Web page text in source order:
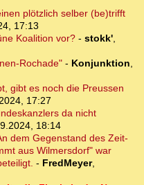
plötzlich selber (be)trifft
17:13
Koalition vor?- stokk',
Rochade"- Konjunktion,
gibt es noch die Preussen
17:27
da nicht
18:14
dem Gegenstand des Zeit-
aus Wilmersdorf" war
- FredMeyer,